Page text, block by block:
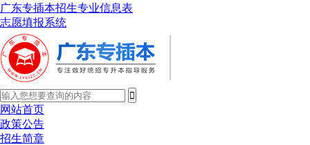
广东专插本招生专业信息表
志愿填报系统
网站首页
政策公告
招生简章